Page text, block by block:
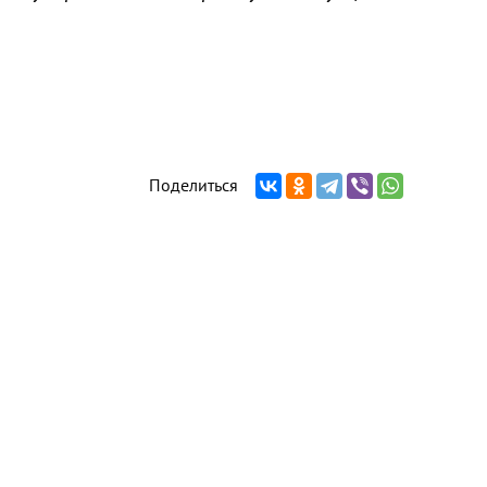
Поделиться